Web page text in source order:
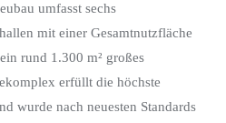
umfasst sechs
mit einer Gesamtnutzfläche
rund 1.300 m² großes
erfüllt die höchste
wurde nach neuesten Standards